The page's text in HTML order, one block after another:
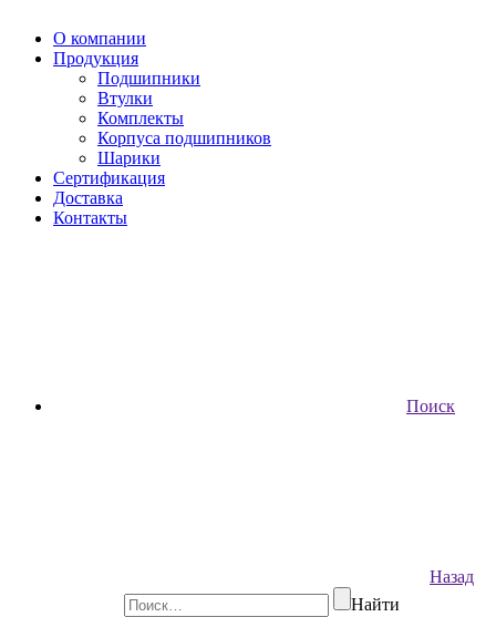
О компании
Продукция
Подшипники
Втулки
Комплекты
Корпуса подшипников
Шарики
Сертификация
Доставка
Контакты
Поиск
Назад
Найти